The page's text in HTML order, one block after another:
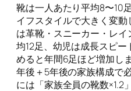
靴は一人あたり平均8〜10
イフスタイルで大きく変
は革靴・スニーカー・レ
均12足、幼児は成長スピ
めると年間6足ほど増加し
年後＋5年後の家族構成で
には「家族全員の靴数×1.2